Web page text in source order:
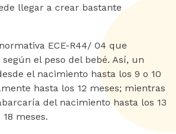
llegar a crear bastante
ECE-R44/ 04 que
el peso del bebé. Así, un
el nacimiento hasta los 9 o 10
hasta los 12 meses; mientras
del nacimiento hasta los 13
meses.